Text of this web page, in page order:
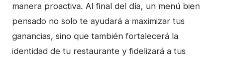
manera proactiva. Al final del día, un menú bien
pensado no solo te ayudará a maximizar tus
ganancias, sino que también fortalecerá la
identidad de tu restaurante y fidelizará a tus